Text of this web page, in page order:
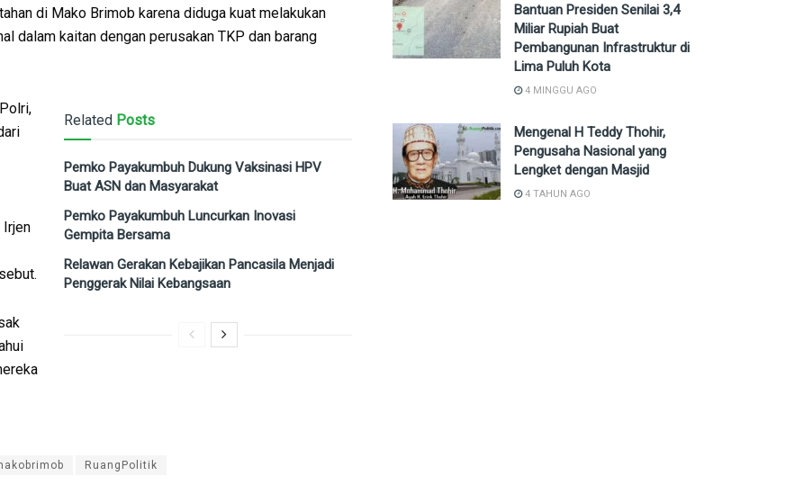
di Mako Brimob karena diduga kuat melakukan
dalam kaitan dengan perusakan TKP dan barang
Related Posts
Pemko Payakumbuh Dukung Vaksinasi HPV
Buat ASN dan Masyarakat
Pemko Payakumbuh Luncurkan Inovasi
Gempita Bersama
Relawan Gerakan Kebajikan Pancasila Menjadi
Penggerak Nilai Kebangsaan
Irjen
RuangPolitik
Bantuan Presiden Senilai 3,4
Miliar Rupiah Buat
Pembangunan Infrastruktur di
Lima Puluh Kota
4 MINGGU AGO
Mengenal H Teddy Thohir,
Pengusaha Nasional yang
Lengket dengan Masjid
4 TAHUN AGO